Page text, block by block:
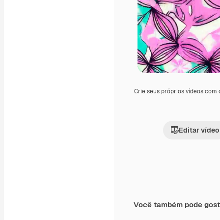
Crie seus próprios vídeos com
Editar vídeo
Você também pode